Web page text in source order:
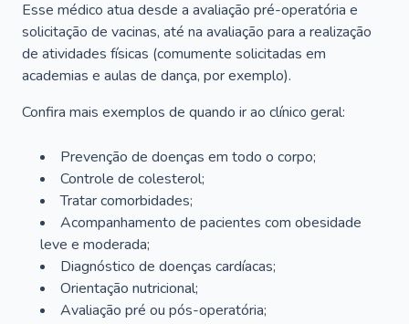
Esse médico atua desde a avaliação pré-operatória e
solicitação de vacinas, até na avaliação para a realização
de atividades físicas (comumente solicitadas em
academias e aulas de dança, por exemplo).
Confira mais exemplos de quando ir ao clínico geral:
Prevenção de doenças em todo o corpo;
Controle de colesterol;
Tratar comorbidades;
Acompanhamento de pacientes com obesidade
leve e moderada;
Diagnóstico de doenças cardíacas;
Orientação nutricional;
Avaliação pré ou pós-operatória;